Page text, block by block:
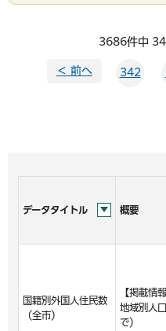
3686件中
＜ 前へ 342
データタイトル 概要
国籍別外国人住民数
（全市）
【掲載情
地域別人
で）